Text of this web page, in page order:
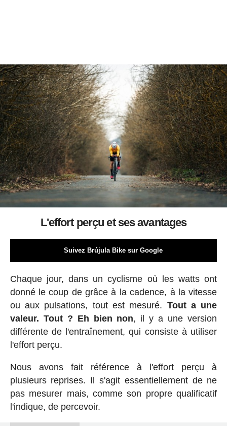
L'effort perçu et ses avantages
Suivez Brújula Bike sur Google
Chaque jour, dans un cyclisme où les watts ont
donné le coup de grâce à la cadence, à la vitesse
ou aux pulsations, tout est mesuré. Tout a une
valeur. Tout ? Eh bien non, il y a une version
différente de l'entraînement, qui consiste à utiliser
l'effort perçu.
Nous avons fait référence à l'effort perçu à
plusieurs reprises. Il s'agit essentiellement de ne
pas mesurer mais, comme son propre qualificatif
l'indique, de percevoir.